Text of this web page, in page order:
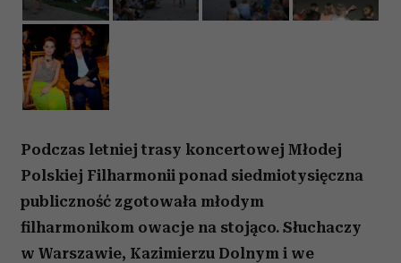
Podczas letniej trasy koncertowej Młodej
Polskiej Filharmonii ponad siedmiotysięczna
publiczność zgotowała młodym
filharmonikom owacje na stojąco. Słuchaczy
w Warszawie, Kazimierzu Dolnym i we